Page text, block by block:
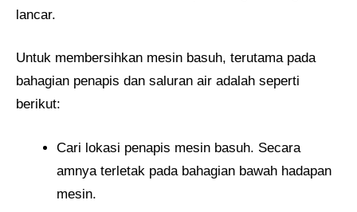
lancar.
Untuk membersihkan mesin basuh, terutama pada
bahagian penapis dan saluran air adalah seperti
berikut:
Cari lokasi penapis mesin basuh. Secara
amnya terletak pada bahagian bawah hadapan
mesin.